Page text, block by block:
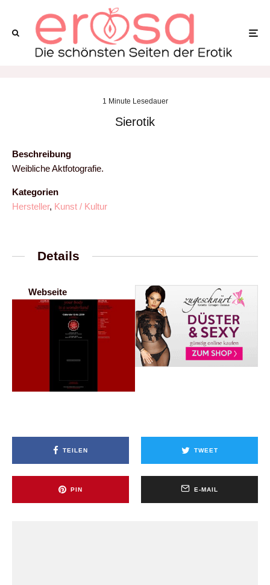
1 Minute Lesedauer
Sierotik
Beschreibung
Weibliche Aktfotografie.
Kategorien
Hersteller, Kunst / Kultur
Details
Webseite
TEILEN TWEET
PIN E-MAIL